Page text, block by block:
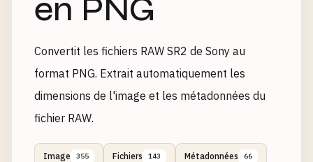
en PNG
Convertit les fichiers RAW SR2 de Sony au
format PNG. Extrait automatiquement les
dimensions de l'image et les métadonnées du
fichier RAW.
Image 355 Fichiers 143 Métadonnées 66